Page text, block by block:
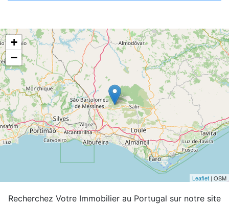
+
−
Leaflet | OSM
Recherchez Votre Immobilier au Portugal sur notre site